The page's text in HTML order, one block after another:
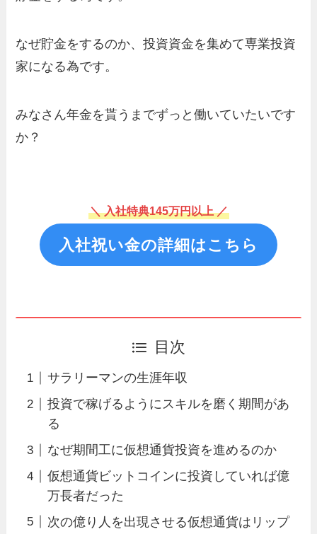
なぜ貯金をするのか、投資資金を集めて専業投資
家になる為です。
みなさん年金を貰うまでずっと働いていたいです
か？
＼ 入社特典145万円以上 ／
入社祝い金の詳細はこちら
目次
サラリーマンの生涯年収
投資で稼げるようにスキルを磨く期間があ
る
なぜ期間工に仮想通貨投資を進めるのか
仮想通貨ビットコインに投資していれば億
万長者だった
次の億り人を出現させる仮想通貨はリップ